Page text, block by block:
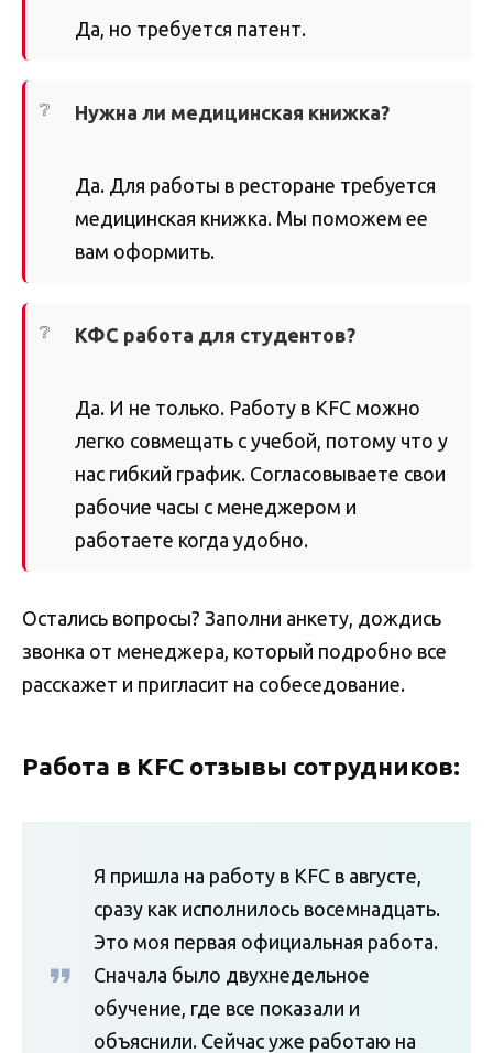
Да, но требуется патент.
Нужна ли медицинская книжка?
Да. Для работы в ресторане требуется
медицинская книжка. Мы поможем ее
вам оформить.
КФС работа для студентов?
Да. И не только. Работу в KFC можно
легко совмещать с учебой, потому что у
нас гибкий график. Согласовываете свои
рабочие часы с менеджером и
работаете когда удобно.
Остались вопросы? Заполни анкету, дождись
звонка от менеджера, который подробно все
расскажет и пригласит на собеседование.
Работа в KFC отзывы сотрудников:
Я пришла на работу в KFC в августе,
сразу как исполнилось восемнадцать.
Это моя первая официальная работа.
Сначала было двухнедельное
обучение, где все показали и
объяснили. Сейчас уже работаю на